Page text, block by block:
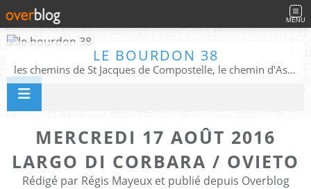
MENU
LE BOURDON 38
les chemins de St Jacques de Compostelle, le chemin d'Assise, La Voie Francigena, et autres chemins ........
MERCREDI 17 AOÛT 2016
LARGO DI CORBARA / OVIETO
Rédigé par Régis Mayeux et publié depuis Overblog